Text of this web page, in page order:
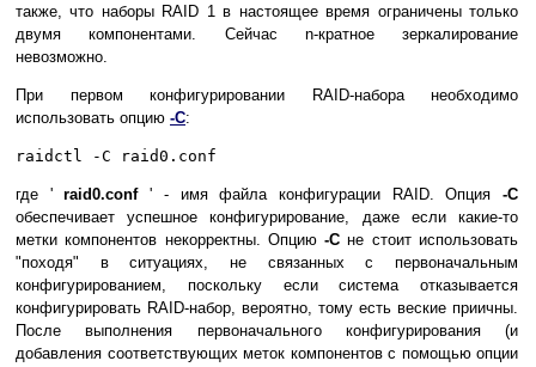
также, что наборы RAID 1 в настоящее время ограничены только
двумя компонентами. Сейчас n-кратное зеркалирование
невозможно.
При первом конфигурировании RAID-набора необходимо
использовать опцию -C:
raidctl -C raid0.conf
где 'raid0.conf' - имя файла конфигурации RAID. Опция-C
обеспечивает успешное конфигурирование, даже если какие-то
метки компонентов некорректны. Опцию-Cне стоит использовать
"походя" в ситуациях, не связанных с первоначальным
конфигурированием, поскольку если система отказывается
конфигурировать RAID-набор, вероятно, тому есть веские приичны.
После выполнения первоначального конфигурирования (и
добавления соответствующих меток компонентов с помощью опции